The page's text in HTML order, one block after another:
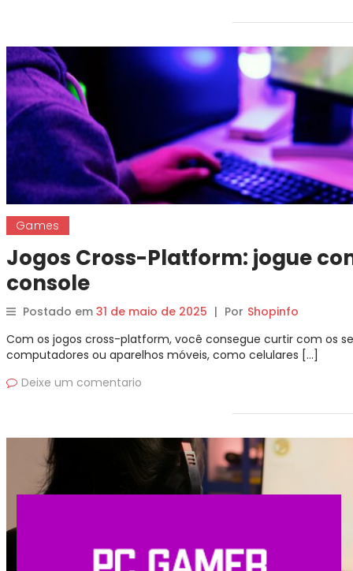
Games
Jogos Cross-Platform: jogue
console
Postado em 31 de maio de 2025 | Por Shopinfo
Com os jogos cross-platform, você consegue curtir com os
computadores ou aparelhos móveis, como celulares […]
Deixe um comentario